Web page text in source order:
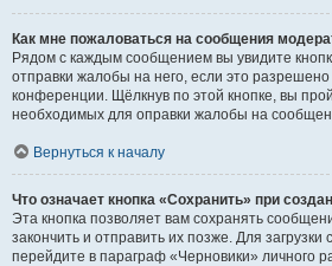
Как мне пожаловаться на сообщения
Рядом с каждым сообщением вы увидите
отправки жалобы на него, если это
конференции. Щёлкнув по этой кнопке, вы
необходимых для оправки жалобы на
Вернуться к началу
Что означает кнопка «Сохранить» при
Эта кнопка позволяет вам сохранять
закончить и отправить их позже. Для
перейдите в параграф «Черновики» личного